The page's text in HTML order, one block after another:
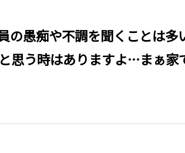
の愚痴や不調を聞くことは
思う時はありますよ…まぁ家